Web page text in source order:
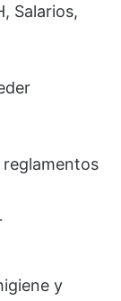
Salarios,
y